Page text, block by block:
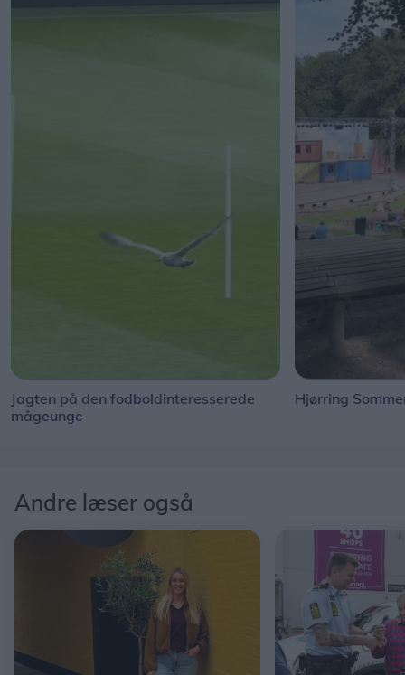
Jagten på den fodboldinteresserede
mågeunge
Hjørring
Andre læser også